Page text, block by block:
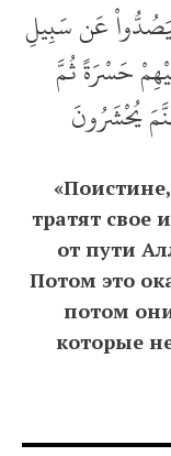
عَن سَبِيلِ
حَسْرَةً ثُمَّ
يُحْشَرُونَ
тратят свое
от пути
Потом это
потом
которые